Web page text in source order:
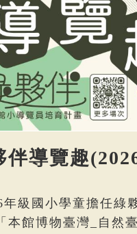
伴導覽趣
年級國小學童擔任綠
本館博物臺灣_自然